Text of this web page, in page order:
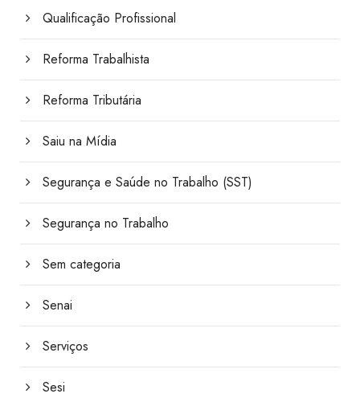
Qualificação Profissional
Reforma Trabalhista
Reforma Tributária
Saiu na Mídia
Segurança e Saúde no Trabalho (SST)
Segurança no Trabalho
Sem categoria
Senai
Serviços
Sesi